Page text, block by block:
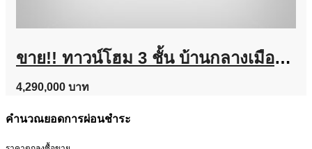
ขาย!! ทาวน์โฮม 3 ชั้น บ้านกลางเมือง งามวงศ์วาน (ขนาด 18 ตร.ว.) งามวงศ์วาน 47 แยก 6 (ซ.ชินเขต 2/6) ใกล้การไฟฟ้าส่วนภูมิภาค(สำนักงานใหญ่) หลักสี่ กทม. : Baan Klang Muang Ngamwongwan
4,290,000 บาท
คำนวณยอดการผ่อนชำระ